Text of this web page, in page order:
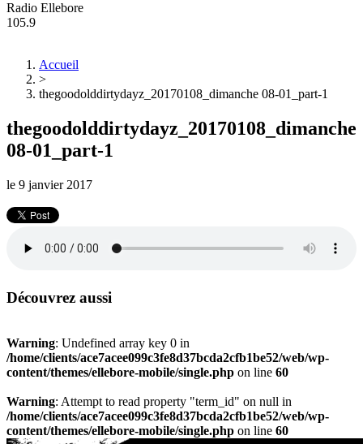
Radio Ellebore
105.9
Accueil
>
thegoodolddirtydayz_20170108_dimanche 08-01_part-1
thegoodolddirtydayz_20170108_dimanche
08-01_part-1
le 9 janvier 2017
Découvrez aussi
Warning: Undefined array key 0 in
/home/clients/ace7acee099c3fe8d37bcda2cfb1be52/web/wp-
content/themes/ellebore-mobile/single.php on line 60
Warning: Attempt to read property "term_id" on null in
/home/clients/ace7acee099c3fe8d37bcda2cfb1be52/web/wp-
content/themes/ellebore-mobile/single.php on line 60